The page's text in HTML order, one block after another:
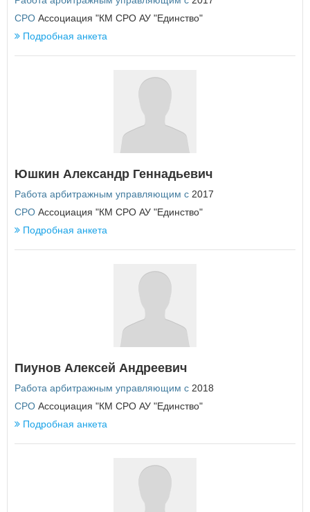
П
Пензенская область
Пермский край
Республика Башкортостан
Республика Бурятия
Республика Дагестан
Республика Ингушетия
Республика Калмыкия
Республика Карелия
Республика Коми
Республика Крым
Республика Татарстан
Республика Хакасия
Ростовская область
С
Самарская область
Санкт-Петербург
СРО Ассоциация "КМ СРО АУ "Единство"
Подробная анкета
Юшкин Александр Геннадьевич
Работа арбитражным управляющим с 2017
СРО Ассоциация "КМ СРО АУ "Единство"
Подробная анкета
Пиунов Алексей Андреевич
Работа арбитражным управляющим с 2018
СРО Ассоциация "КМ СРО АУ "Единство"
Подробная анкета